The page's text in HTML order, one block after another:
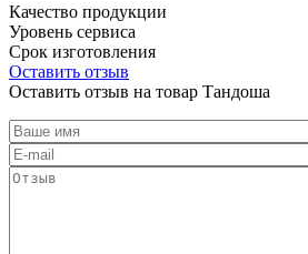
Качество продукции
Уровень сервиса
Срок изготовления
Оставить отзыв
Оставить отзыв на товар Тандоша